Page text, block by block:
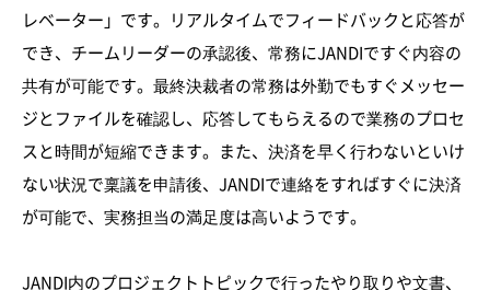
レベーター」です。リアルタイムでフィードバックと応答が
でき、チームリーダーの承認後、常務にJANDIですぐ内容の
共有が可能です。最終決裁者の常務は外勤でもすぐメッセー
ジとファイルを確認し、応答してもらえるので業務のプロセ
スと時間が短縮できます。また、決済を早く行わないといけ
ない状況で稟議を申請後、JANDIで連絡をすればすぐに決済
が可能で、実務担当の満足度は高いようです。
JANDI内のプロジェクトトピックで行ったやり取りや文書、